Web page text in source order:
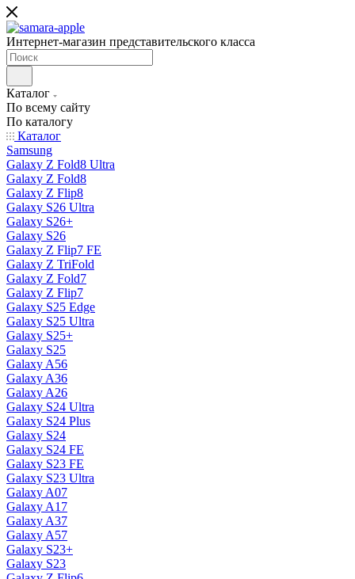
Интернет-магазин представительского класса
Каталог
По всему сайту
По каталогу
Каталог
Samsung
Galaxy Z Fold8 Ultra
Galaxy Z Fold8
Galaxy Z Flip8
Galaxy S26 Ultra
Galaxy S26+
Galaxy S26
Galaxy Z Flip7 FE
Galaxy Z TriFold
Galaxy Z Fold7
Galaxy Z Flip7
Galaxy S25 Edge
Galaxy S25 Ultra
Galaxy S25+
Galaxy S25
Galaxy A56
Galaxy A36
Galaxy A26
Galaxy S24 Ultra
Galaxy S24 Plus
Galaxy S24
Galaxy S24 FE
Galaxy S23 FE
Galaxy S23 Ultra
Galaxy A07
Galaxy A17
Galaxy A37
Galaxy A57
Galaxy S23+
Galaxy S23